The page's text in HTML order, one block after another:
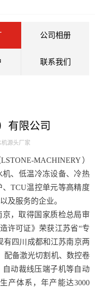
公司相册
联系我们
有限公司
源头厂家
LSTONE-MACHINERY ）
机、低温冷冻设备、冷热
TCU温控单元等高精度
及服务的企业。
京，取得国家质检总局审
许可证》荣获江苏省“专
有四川成都和江苏南京两
配备激光切割机、数控卷
动裁线压端子机等自动
产体系，年产能达3000